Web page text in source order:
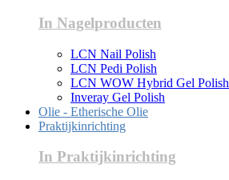
In Nagelproducten
LCN Nail Polish
LCN Pedi Polish
LCN WOW Hybrid Gel Polish
Inveray Gel Polish
Olie - Etherische Olie
Praktijkinrichting
In Praktijkinrichting